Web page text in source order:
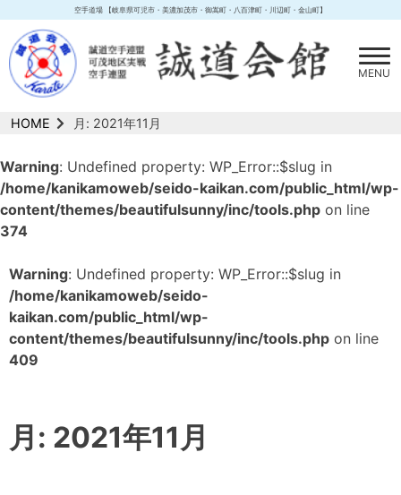
content
空手道場 【岐阜県可児市・美濃加茂市・御嵩町・八百津町・川辺町・金山町】
MENU
HOME 月: 2021年11月
Warning: Undefined property: WP_Error::$slug in
/home/kanikamoweb/seido-kaikan.com/public_html/wp-
content/themes/beautifulsunny/inc/tools.php on line
374
Warning: Undefined property: WP_Error::$slug in
/home/kanikamoweb/seido-
kaikan.com/public_html/wp-
content/themes/beautifulsunny/inc/tools.php on line
409
月: 2021年11月